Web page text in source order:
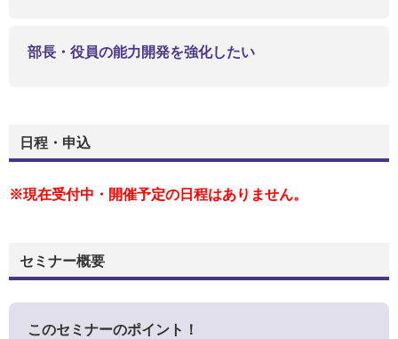
部長・役員の能力開発を強化したい
日程・申込
※現在受付中・開催予定の日程はありません。
セミナー概要
このセミナーのポイント！